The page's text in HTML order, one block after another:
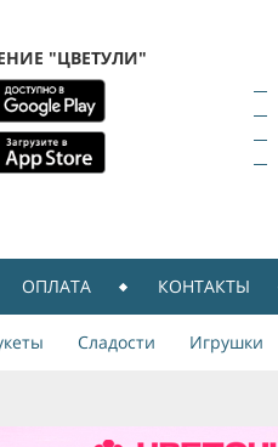
"ЦВЕТУЛИ"
ОПЛАТА КОНТАКТЫ
Сладости Игрушки